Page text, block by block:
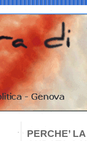
PERCHE’